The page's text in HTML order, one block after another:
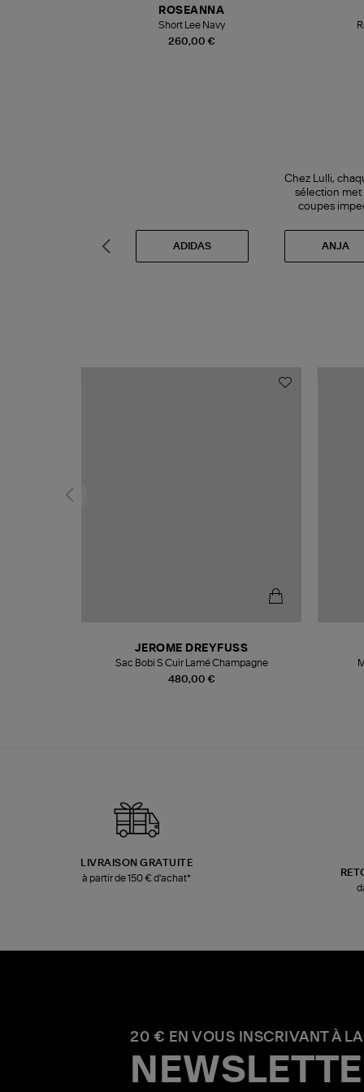
260,00 €
ROSEANNA
Short Lee Navy
Chez Lulli,
sélection met
coupes
ADIDAS ANJA
480,00 €
JEROME DREYFUSS
Sac Bobi S Cuir Lamé Champagne
LIVRAISON GRATUITE
à partir de 150 € d'achat*
20 € EN VOUS INSCRIVANT À LA